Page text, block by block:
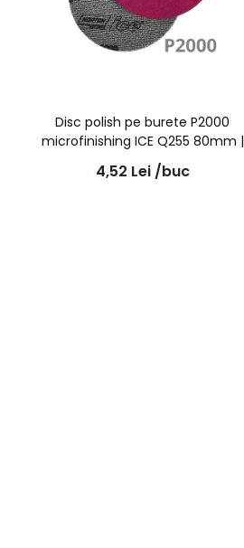
Disc polish pe burete P2000
microfinishing ICE Q255 80mm |
NORTON
4,52 Lei /buc